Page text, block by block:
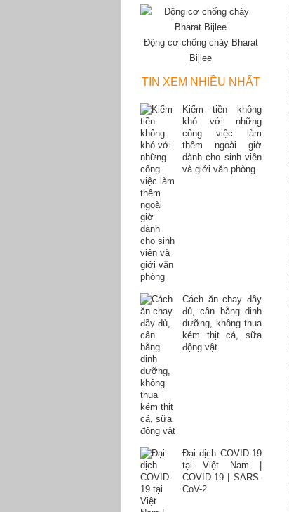
Động cơ chống cháy Bharat
Bijlee
TIN XEM NHIỀU NHẤT
Kiếm tiền không
khó với những
công việc làm
thêm ngoài giờ
dành cho sinh viên
và giới văn phòng
Cách ăn chay đầy
đủ, cân bằng dinh
dưỡng, không thua
kém thịt cá, sữa
động vật
Đại dịch COVID-19
tại Việt Nam |
COVID-19 | SARS-
CoV-2